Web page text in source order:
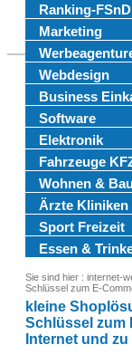
Ranking-
Marketing
Webdesign
Business
Software
Elektronik
Fahrzeuge
Wohnen &
Ärzte Kliniken
Sport Freizeit
Essen &
Sie sind hier : internet-
Schlüssel zum E-
kleine
Schlüssel zum
Internet und